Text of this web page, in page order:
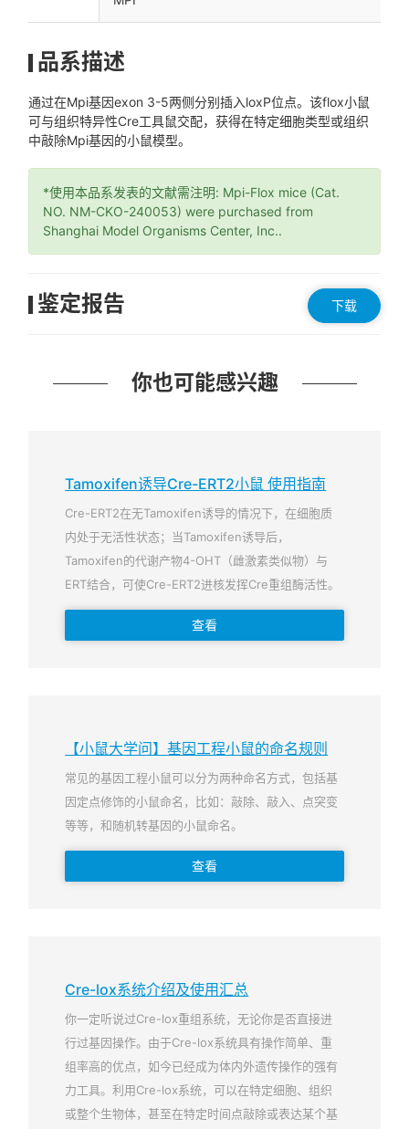
品系描述
通过在Mpi基因exon 3-5两侧分别插入loxP位点。该flox小鼠
可与组织特异性Cre工具鼠交配，获得在特定细胞类型或组织
中敲除Mpi基因的小鼠模型。
*使用本品系发表的文献需注明: Mpi-Flox mice (Cat.
NO. NM-CKO-240053) were purchased from
Shanghai Model Organisms Center, Inc..
鉴定报告 下载
你也可能感兴趣
Tamoxifen诱导Cre-ERT2小鼠 使用指南
Cre-ERT2在无Tamoxifen诱导的情况下，在细胞质
内处于无活性状态；当Tamoxifen诱导后，
Tamoxifen的代谢产物4-OHT（雌激素类似物）与
ERT结合，可使Cre-ERT2进核发挥Cre重组酶活性。
查看
【小鼠大学问】基因工程小鼠的命名规则
常见的基因工程小鼠可以分为两种命名方式，包括基
因定点修饰的小鼠命名，比如：敲除、敲入、点突变
等等，和随机转基因的小鼠命名。
查看
Cre-lox系统介绍及使用汇总
你一定听说过Cre-lox重组系统，无论你是否直接进
行过基因操作。由于Cre-lox系统具有操作简单、重
组率高的优点，如今已经成为体内外遗传操作的强有
力工具。利用Cre-lox系统，可以在特定细胞、组织
或整个生物体，甚至在特定时间点敲除或表达某个基